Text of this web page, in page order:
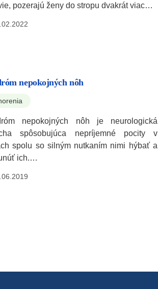
pozerajú ženy do stropu dvakrát viac…
nepokojných nôh
nepokojných nôh je neurologická
spôsobujúca nepríjemné pocity v
spolu so silným nutkaním nimi hýbať a
ich.…